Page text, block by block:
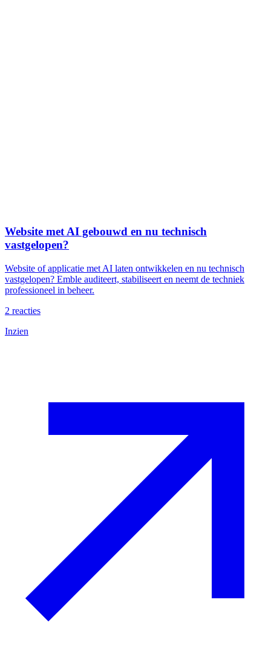
Website met AI gebouwd en nu technisch
vastgelopen?
Website of applicatie met AI laten ontwikkelen en nu technisch
vastgelopen? Emble auditeert, stabiliseert en neemt de techniek
professioneel in beheer.
2 reacties
Inzien